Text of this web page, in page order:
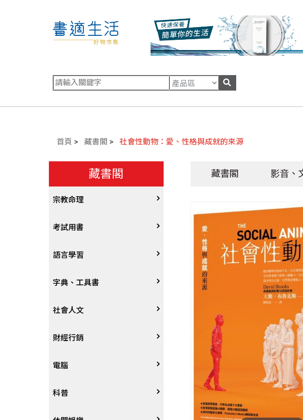
首頁 藏書閣 社會性動物：愛、性格與成就的來源
藏書閣
宗教命理
宗教
星象星座命理
考試用書
四技二專大學
國考、檢定
留學考試
學習法/考試方法
國中小參考書
語言學習
英語/美語
日語
韓語
歐語
東南亞語
字典、工具書
字辭典
百科、圖鑑
地圖集
其他工具書
社會人文
社會學、人文思想
法律
政治
財經行銷
行銷廣告
談判溝通
電腦
軟體
科普
藏書閣 影音、